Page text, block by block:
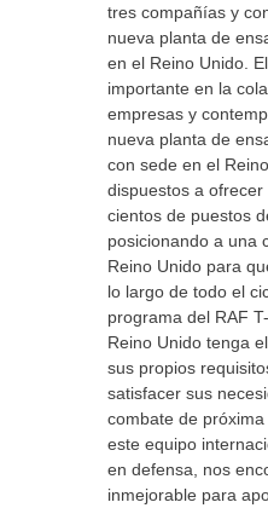
tres compañías y
nueva planta de
en el Reino Unido.
importante en la
empresas y
nueva planta de
con sede en el
dispuestos a ofrecer
cientos de puestos
posicionando a una
Reino Unido para
lo largo de todo el
programa del RAF
Reino Unido tenga
sus propios
satisfacer sus
combate de
este equipo
en defensa, nos
inmejorable para